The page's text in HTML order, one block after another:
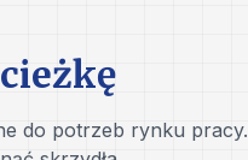
do potrzeb rynku